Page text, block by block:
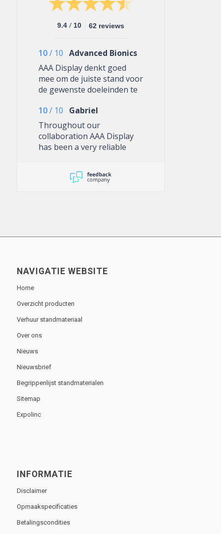
9.4 / 10 62 reviews
10 / 10 Advanced Bionics
AAA Display denkt goed
mee om de juiste stand voor
de gewenste doeleinden te
10 / 10
Gabriel
Throughout our
collaboration AAA Display
has been a very reliable
service addresses matters
efficiently, providing well-
They have and will continue
work with.
NAVIGATIE WEBSITE
Home
Overzicht producten
Verhuur standmateriaal
Over ons
Nieuws
Nieuwsbrief
Begrippenlijst standmaterialen
Sitemap
Expolinc
INFORMATIE
Disclaimer
Opmaakspecificaties
Betalingscondities